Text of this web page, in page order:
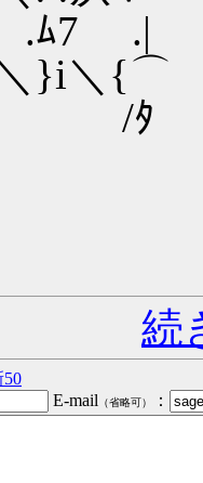
.ﾑ
}i＼{⌒
_
続
50
E-mail （省略可） ：